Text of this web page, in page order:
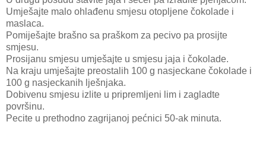
Umješajte malo ohlađenu smjesu otopljene čokolade i
maslaca.
Pomiješajte brašno sa praškom za pecivo pa prosijte
smjesu.
Prosijanu smjesu umješajte u smjesu jaja i čokolade.
Na kraju umješajte preostalih 100 g nasjeckane čokolade i
100 g nasjeckanih lješnjaka.
Dobivenu smjesu izlite u pripremljeni lim i zagladte
površinu.
Pecite u prethodno zagrijanoj pećnici 50-ak minuta.